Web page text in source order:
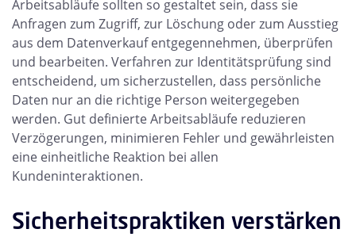
Arbeitsabläufe sollten so gestaltet sein, dass sie
Anfragen zum Zugriff, zur Löschung oder zum Ausstieg
aus dem Datenverkauf entgegennehmen, überprüfen
und bearbeiten. Verfahren zur Identitätsprüfung sind
entscheidend, um sicherzustellen, dass persönliche
Daten nur an die richtige Person weitergegeben
werden. Gut definierte Arbeitsabläufe reduzieren
Verzögerungen, minimieren Fehler und gewährleisten
eine einheitliche Reaktion bei allen
Kundeninteraktionen.
Sicherheitspraktiken verstärken